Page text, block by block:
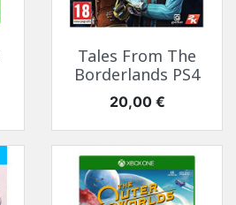
Tales From The
Borderlands PS4
Kaina
20,00 €